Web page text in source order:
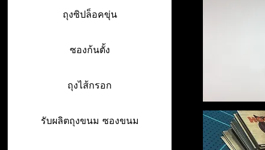
ถุงซิปล็อคขุ่น
ซองก้นตั้ง
ถุงไส้กรอก
รับผลิตถุงขนม ซองขนม